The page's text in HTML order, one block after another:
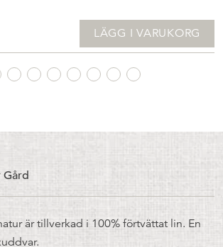
LÄGG I VARUKORG
är tillverkad i 100% förtvättat lin. En